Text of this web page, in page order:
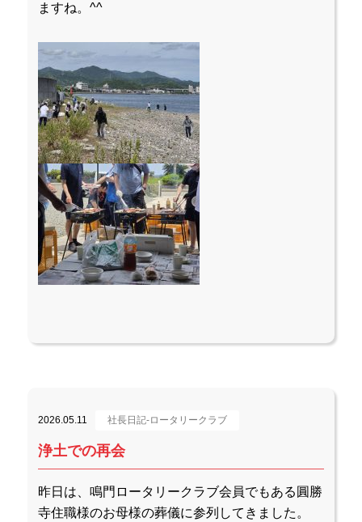
ますね。^^
2026.05.11 社長日記-ロータリークラブ
浄土での再会
昨日は、鳴門ロータリークラブ会員でもある圓勝
寺住職様のお母様の葬儀に参列してきました。